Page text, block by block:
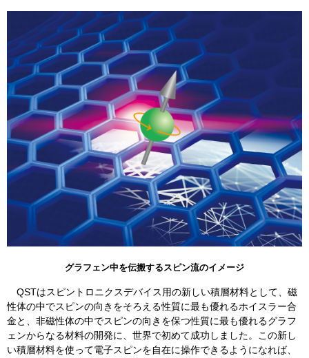
グラフェン中を伝搬するスピン流のイメージ
QSTはスピントロニクスデバイス用の新しい積層材料として、磁
性体の中でスピンの向きをそろえる性質に最も優れるホイスラー合
金と、非磁性体の中でスピンの向きを保つ性質に最も優れるグラフ
ェンからなる材料の開発に、世界で初めて成功しました。この新し
い積層材料を使って電子スピンを自在に操作できるようになれば、